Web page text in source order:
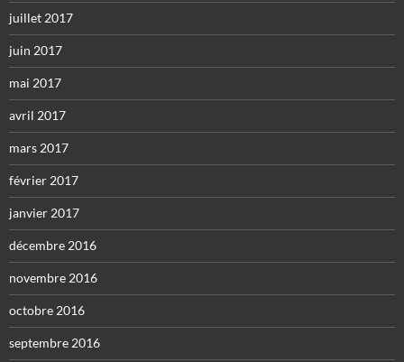
juillet 2017
juin 2017
mai 2017
avril 2017
mars 2017
février 2017
janvier 2017
décembre 2016
novembre 2016
octobre 2016
septembre 2016